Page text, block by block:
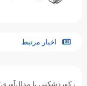
اخبار مرتبط
رکوردشکنی یا